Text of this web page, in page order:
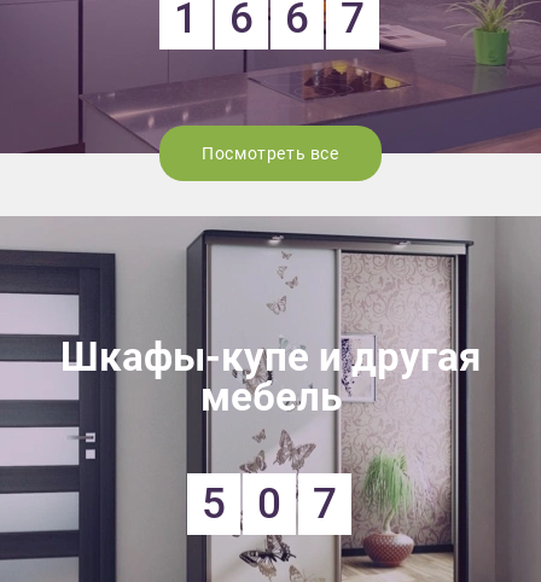
1 6 6 7
Посмотреть все
Шкафы-купе и другая
мебель
5 0 7